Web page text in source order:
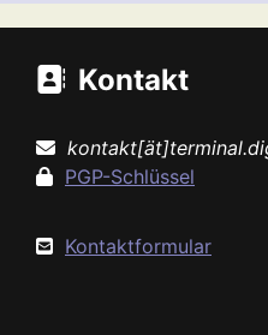
Kontakt
PGP-Schlüssel
Kontaktformular